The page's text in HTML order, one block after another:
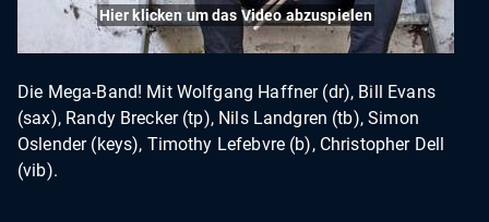
Hier klicken um das Video abzuspielen
Die Mega-Band! Mit Wolfgang Haffner (dr), Bill Evans
(sax), Randy Brecker (tp), Nils Landgren (tb), Simon
Oslender (keys), Timothy Lefebvre (b), Christopher Dell
(vib).